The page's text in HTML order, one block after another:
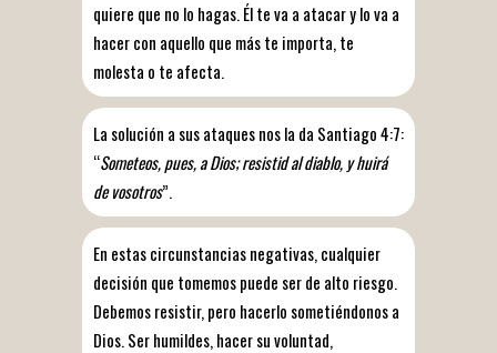
quiere que no lo hagas. Él te va a atacar y lo va a
hacer con aquello que más te importa, te
molesta o te afecta.
La solución a sus ataques nos la da Santiago 4:7:
“Someteos, pues, a Dios; resistid al diablo, y huirá
de vosotros”.
En estas circunstancias negativas, cualquier
decisión que tomemos puede ser de alto riesgo.
Debemos resistir, pero hacerlo sometiéndonos a
Dios. Ser humildes, hacer su voluntad,